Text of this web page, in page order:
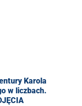
Karola
w liczbach.